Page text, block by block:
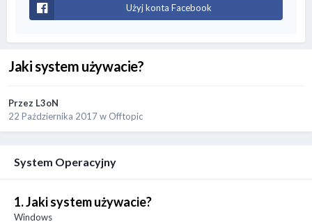
Użyj konta Facebook
Jaki system używacie?
Przez L3oN
22 Października 2017w Offtopic
System Operacyjny
1. Jaki system używacie?
Windows